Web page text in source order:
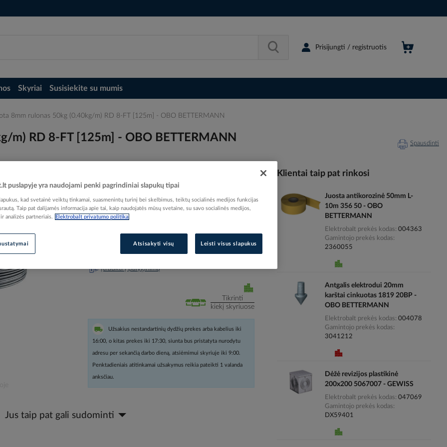
Prisijungti / registruotis
Skyriai Susisiekite su mumis
8mm rulonas 50kg (0.40kg/m) RD 8-FT [125m] - OBO BETTERMANN
m) RD 8-FT [125m] - OBO BETTERMANN Spausdinti
Elektrobalt prekės kodas
024904
EAN kodas
4012195381556
Gamintojo prekės kodas
Prisijunkite, norėdami pamatyti kainas
Įtraukti į palyginimą
Tikrinti
kiekį skyriuose
Užsakius nestandartinių dydžių prekes arba kabelius iki
16:00, o kitas prekes iki 17:30, siunta bus pristatyta nurodytu
adresu per sekančią darbo dieną, atsiėmimui skyriuje iki 9:00.
Penktadieniais atitinkamai užsakymus reikia pateikti 1 valanda
anksčiau.
Jus taip pat gali sudominti
Klientai taip pat rinkosi
Juosta antikorozinė 50mm L-
10m 356 50 - OBO
BETTERMANN
Elektrobalt prekės kodas 004363
Gamintojo prekės kodas
2360055
Antgalis elektrodui 20mm
karštai cinkuotas 1819 20BP -
OBO BETTERMANN
Elektrobalt prekės kodas 004078
Gamintojo prekės kodas
3041212
Dėžė revizijos plastikinė
200x200 5067007 - GEWISS
Elektrobalt prekės kodas 047069
Gamintojo prekės kodas
DX59401
puslapyje yra naudojami penki pagrindiniai slapukų tipai
kad svetainė veiktų tinkamai, suasmenintų turinį bei skelbimus, teiktų socialinės medijos funkcijas
Taip pat dalijamės informacija apie tai, kaip naudojatės mūsų svetaine, su savo socialinės medijos,
analizės partneriais.
Elektrobalt privatumo politika
Atsisakyti visų Leisti visus slapukus